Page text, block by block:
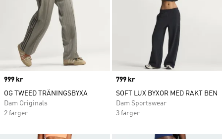
Price
999 kr
OG TWEED TRÄNINGSBYXA
Dam Originals
2 färger
Price
799 kr
SOFT LUX BYXOR MED RAKT BEN
Dam Sportswear
3 färger